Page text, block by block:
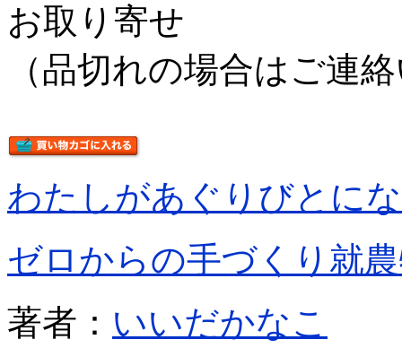
お取り寄せ
（品切れの場合はご連
わたしがあぐりびとに
ゼロからの手づくり就
著者： いいだかなこ